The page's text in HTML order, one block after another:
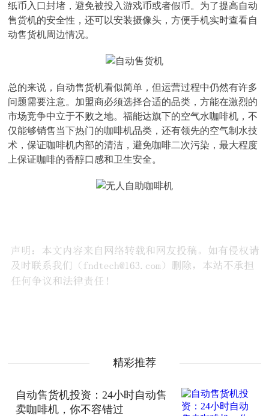
纸币入口封堵，避免被投入游戏币或者假币。为了提高自动
售货机的安全性，还可以安装摄像头，方便手机实时查看自
动售货机周边情况。
总的来说，自动售货机看似简单，但运营过程中仍然有许多
问题需要注意。加盟商必须选择合适的品类，方能在激烈的
市场竞争中立于不败之地。福能达旗下的空气水咖啡机，不
仅能够销售当下热门的咖啡机品类，还有领先的空气制水技
术，保证咖啡机内部的清洁，避免咖啡二次污染，最大程度
上保证咖啡的香醇口感和卫生安全。
精彩推荐
自动售货机投资：24小时自动售
卖咖啡机，你不容错过